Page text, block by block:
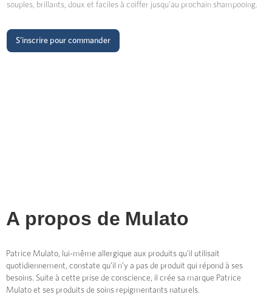
souples, brillants, doux et faciles à coiffer jusqu'au prochain shampooing.
S'inscrire pour commander
A propos de Mulato
Patrice Mulato, lui-même allergique aux produits qu’il utilisait
quotidiennement, constate qu’il n’y a pas de produit qui répond à ses
besoins. Suite à cette prise de conscience, il crée sa marque Patrice
Mulato et ses produits de soins repigmentants naturels.